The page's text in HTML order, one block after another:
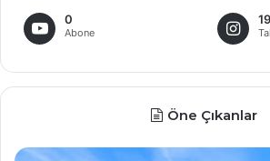
0
Abone
Öne Çıkanlar
Devlet